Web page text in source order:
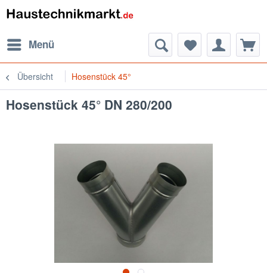
Menü
Übersicht Hosenstück 45°
Hosenstück 45° DN 280/200